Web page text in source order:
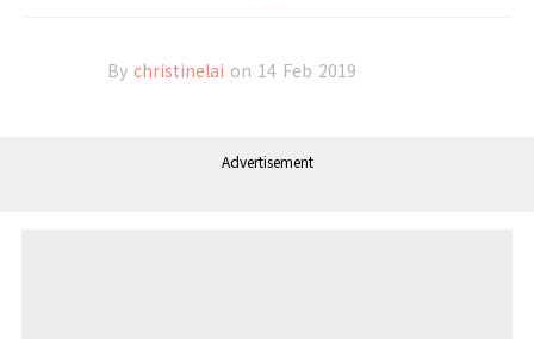
By christinelai on 14 Feb 2019
Advertisement